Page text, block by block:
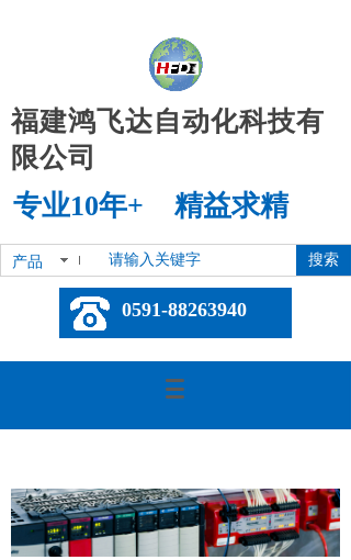
福建鸿飞达自动化科技有
限公司
专业10年+ 精益求精
0591-88263940
产品 搜索